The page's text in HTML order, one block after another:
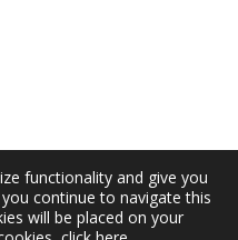
functionality and give you
continue to navigate this
will be placed on your